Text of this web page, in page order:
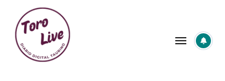
contenido